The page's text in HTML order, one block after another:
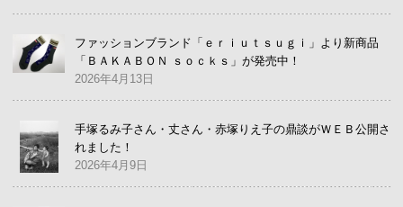
ファッションブランド「ｅｒｉｕｔｓｕｇｉ」より新商品
「ＢＡＫＡＢＯＮ ｓｏｃｋｓ」が発売中！
2026年4月13日
手塚るみ子さん・丈さん・赤塚りえ子の鼎談がＷＥＢ公開さ
れました！
2026年4月9日